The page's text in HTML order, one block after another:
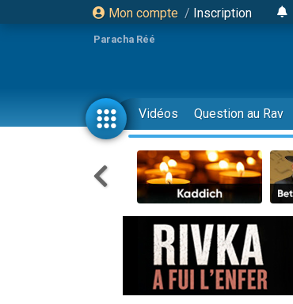
Mon compte / Inscription
Paracha Réé
Vidéos Question au Rav